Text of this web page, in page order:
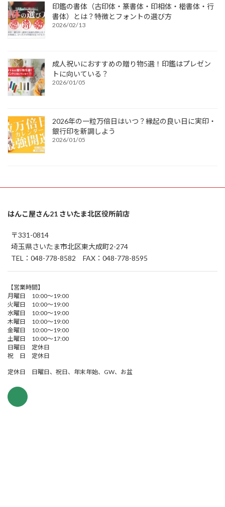
印鑑の書体（古印体・篆書体・印相体・楷書体・行
書体）とは？特徴とフォントの選び方
2026/02/13
成人祝いにおすすめの贈り物5選！印鑑はプレゼン
トに向いている？
2026/01/05
2026年の一粒万倍日はいつ？縁起の良い日に実印・
銀行印を新調しよう
2026/01/05
はんこ屋さん21 さいたま北区役所前店
〒331-0814
埼玉県さいたま市北区東大成町2-274
TEL：048-778-8582 FAX：048-778-8595
【営業時間】
月曜日 10:00～19:00
火曜日 10:00～19:00
水曜日 10:00～19:00
木曜日 10:00～19:00
金曜日 10:00～19:00
土曜日 10:00～17:00
日曜日 定休日
祝 日 定休日
定休日 日曜日、祝日、年末年始、GW、お盆